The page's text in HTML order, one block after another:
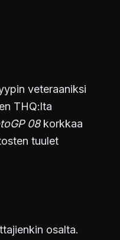
veteraaniksi
THQ:lta
08korkkaa
tuulet
osalta.